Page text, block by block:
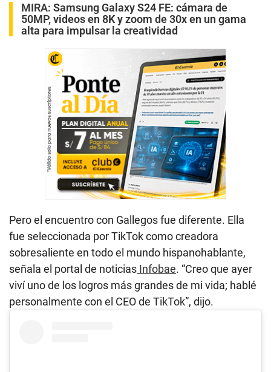
MIRA: Samsung Galaxy S24 FE: cámara de
50MP, videos en 8K y zoom de 30x en un gama
alta para impulsar la creatividad
Pero el encuentro con Gallegos fue diferente. Ella
fue seleccionada por TikTok como creadora
sobresaliente en todo el mundo hispanohablante,
señala el portal de noticias Infobae. “Creo que ayer
viví uno de los logros más grandes de mi vida; hablé
personalmente con el CEO de TikTok”, dijo.